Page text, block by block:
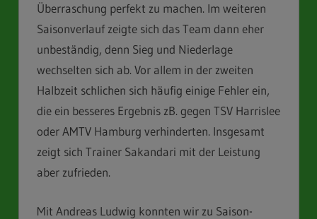
Überraschung perfekt zu machen. Im weiteren
Saisonverlauf zeigte sich das Team dann eher
unbeständig, denn Sieg und Niederlage
wechselten sich ab. Vor allem in der zweiten
Halbzeit schlichen sich häufig einige Fehler ein,
die ein besseres Ergebnis zB. gegen TSV Harrislee
oder AMTV Hamburg verhinderten. Insgesamt
zeigt sich Trainer Sakandari mit der Leistung
aber zufrieden.
Mit Andreas Ludwig konnten wir zu Saison-